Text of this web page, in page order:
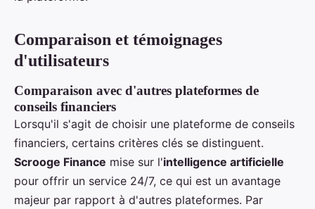
Comparaison et témoignages
d'utilisateurs
Comparaison avec d'autres plateformes de
conseils financiers
Lorsqu'il s'agit de choisir une plateforme de conseils
financiers, certains critères clés se distinguent.
Scrooge Finance mise sur l'intelligence artificielle
pour offrir un service 24/7, ce qui est un avantage
majeur par rapport à d'autres plateformes. Par